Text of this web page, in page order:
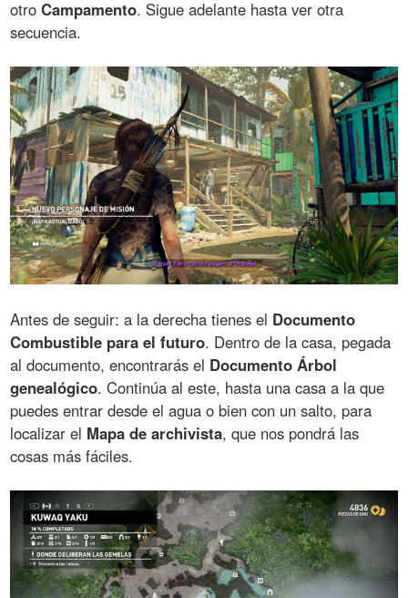
otroCampamento. Sigue adelante hasta ver otra
secuencia.
Antes de seguir: a la derecha tienes el Documento
Combustible para el futuro. Dentro de la casa, pegada
al documento, encontrarás el Documento Árbol
genealógico. Continúa al este, hasta una casa a la que
puedes entrar desde el agua o bien con un salto, para
localizar el Mapa de archivista, que nos pondrá las
cosas más fáciles.